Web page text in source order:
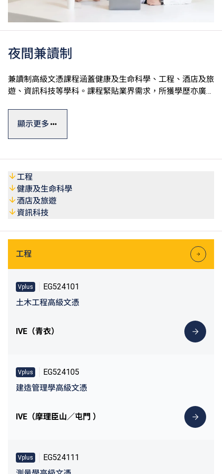
夜間兼讀制
兼讀制高級文憑課程涵蓋健康及生命科學、工程、酒店及旅
遊、資訊科技等學科。課程緊貼業界需求，所獲學歷亦廣受
此外，VTC亦提供多元化終身學習短期課程，涵蓋人工智
VTC畢業生及學生入讀指定課程可獲最多50%學費減免，上
限為港幣1,000元
資助詳情請參閱Vplus專才進修
VTC終身學習
顯示更多
工程
健康及生命科學
酒店及旅遊
資訊科技
工程
Vplus
EG524101
土木工程高級文憑
IVE（青衣）
Vplus
EG524105
建造管理學高級文憑
IVE（摩理臣山／屯門 ）
Vplus
EG524111